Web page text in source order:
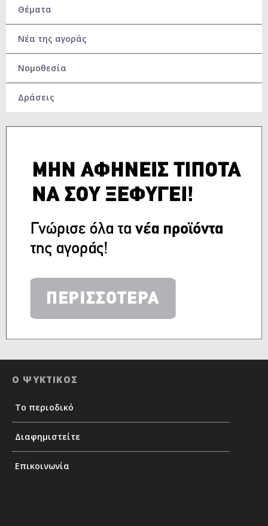
Θέματα
Νέα της αγοράς
Νομοθεσία
Δράσεις
Ο ΨΥΚΤΙΚΟΣ
Το περιοδικό
Διαφημιστείτε
Επικοινωνία